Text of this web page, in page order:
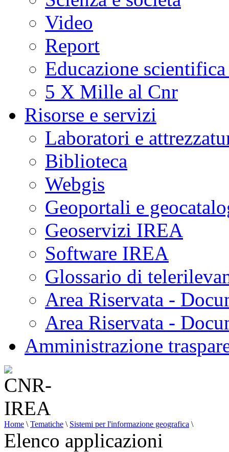
Video
Report
Educazione
5 X Mille al Cnr
Risorse e servizi
Laboratori e
Biblioteca
Webgis
Geoportali e
Geoservizi IREA
Software IREA
Glossario di
Area Riservata -
Area Riservata -
Amministrazione
Home \ Tematiche \ Sistemi per l'informazione geografica \
Elenco applicazioni